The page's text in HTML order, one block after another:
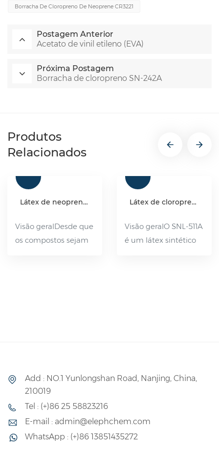
Borracha De Cloropreno De Neoprene CR3221
Postagem Anterior
Acetato de vinil etileno (EVA)
Próxima Postagem
Borracha de cloropreno SN-242A
Produtos
Relacionados
Látex de neoprene e borracha sintética de cloropreno
Visão geralDesde que
os compostos sejam
ozônio. Além disso,
exibem forte
resistência ao
envelhecimento, ao
ar quente e a diversos
Látex de cloropreno SNL-511A
Visão geralO SNL-511A
é um látex sintético
materiais. Possui
isoladamente ou
misturado com látex
Add : NO.1 Yunlongshan Road, Nanjing, China,
210019
Tel : (+)86 25 58823216
E-mail : admin@elephchem.com
WhatsApp : (+)86 13851435272